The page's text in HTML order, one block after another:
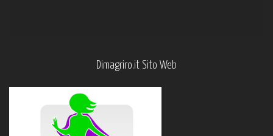
Dimagriro.it Sito Web